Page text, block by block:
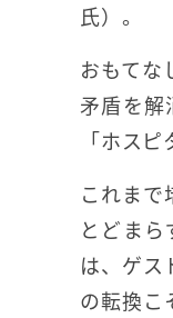
氏）。
おもてな
矛盾を
「ホス
これま
とどま
は、ゲス
の転換こ